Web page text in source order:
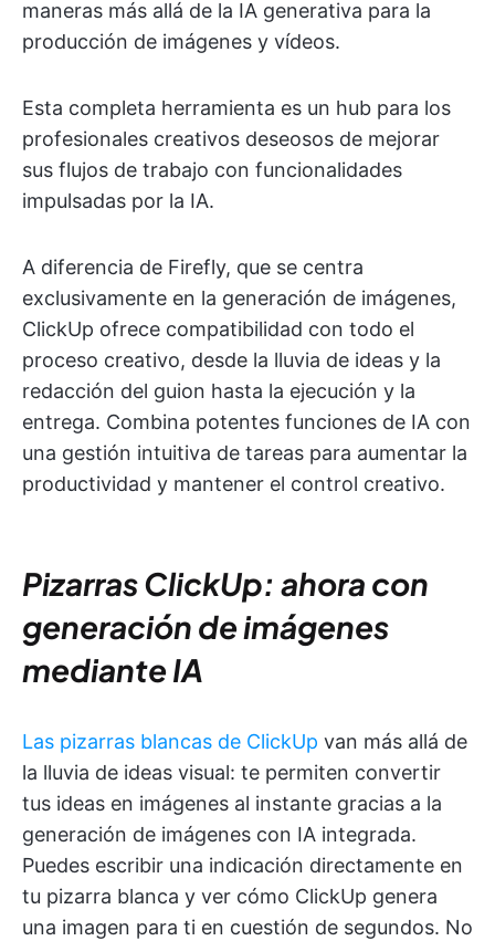
maneras más allá de la IA generativa para la
producción de imágenes y vídeos.
Esta completa herramienta es un hub para los
profesionales creativos deseosos de mejorar
sus flujos de trabajo con funcionalidades
impulsadas por la IA.
A diferencia de Firefly, que se centra
exclusivamente en la generación de imágenes,
ClickUp ofrece compatibilidad con todo el
proceso creativo, desde la lluvia de ideas y la
redacción del guion hasta la ejecución y la
entrega. Combina potentes funciones de IA con
una gestión intuitiva de tareas para aumentar la
productividad y mantener el control creativo.
Pizarras ClickUp: ahora con
generación de imágenes
mediante IA
Las pizarras blancas de ClickUp van más allá de
la lluvia de ideas visual: te permiten convertir
tus ideas en imágenes al instante gracias a la
generación de imágenes con IA integrada.
Puedes escribir una indicación directamente en
tu pizarra blanca y ver cómo ClickUp genera
una imagen para ti en cuestión de segundos. No